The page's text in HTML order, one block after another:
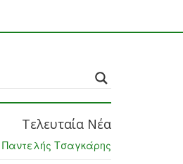
Τελευταία Νέα
Τσαγκάρης